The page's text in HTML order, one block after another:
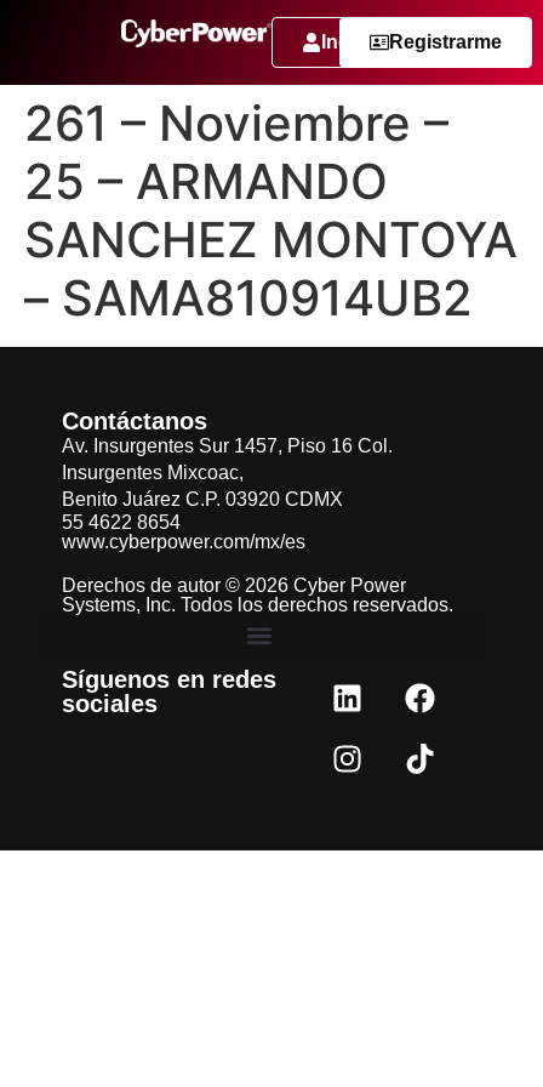
IngresarRegistrarme
261 – Noviembre –
25 – ARMANDO
SANCHEZ MONTOYA
– SAMA810914UB2
Contáctanos
Av. Insurgentes Sur 1457, Piso 16 Col.
Insurgentes Mixcoac,
Benito Juárez C.P. 03920 CDMX
55 4622 8654
www.cyberpower.com/mx/es
Derechos de autor © 2026 Cyber Power
Systems, Inc. Todos los derechos reservados.
Síguenos en redes
sociales